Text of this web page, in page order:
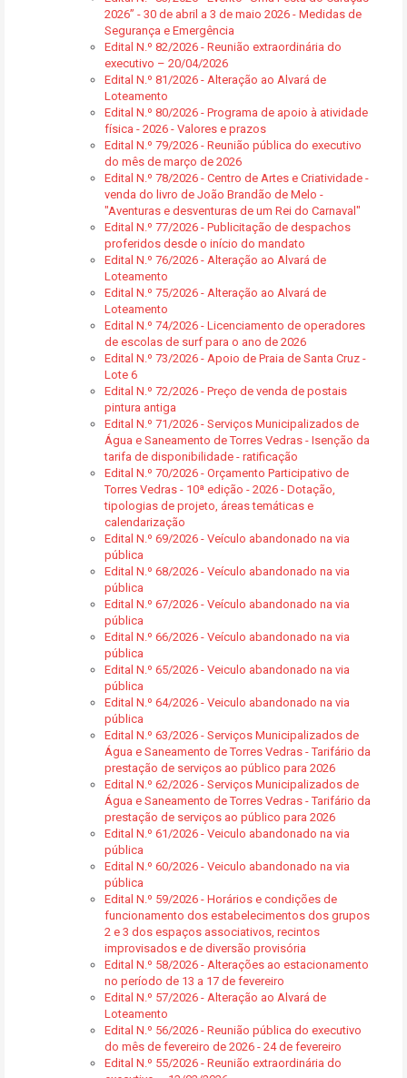
2026” - 30 de abril a 3 de maio 2026 - Medidas de
Segurança e Emergência
Edital N.º 82/2026 - Reunião extraordinária do
executivo – 20/04/2026
Edital N.º 81/2026 - Alteração ao Alvará de
Loteamento
Edital N.º 80/2026 - Programa de apoio à atividade
física - 2026 - Valores e prazos
Edital N.º 79/2026 - Reunião pública do executivo
do mês de março de 2026
Edital N.º 78/2026 - Centro de Artes e Criatividade -
venda do livro de João Brandão de Melo -
"Aventuras e desventuras de um Rei do Carnaval"
Edital N.º 77/2026 - Publicitação de despachos
proferidos desde o início do mandato
Edital N.º 76/2026 - Alteração ao Alvará de
Loteamento
Edital N.º 75/2026 - Alteração ao Alvará de
Loteamento
Edital N.º 74/2026 - Licenciamento de operadores
de escolas de surf para o ano de 2026
Edital N.º 73/2026 - Apoio de Praia de Santa Cruz -
Lote 6
Edital N.º 72/2026 - Preço de venda de postais
pintura antiga
Edital N.º 71/2026 - Serviços Municipalizados de
Água e Saneamento de Torres Vedras - Isenção da
tarifa de disponibilidade - ratificação
Edital N.º 70/2026 - Orçamento Participativo de
Torres Vedras - 10ª edição - 2026 - Dotação,
tipologias de projeto, áreas temáticas e
calendarização
Edital N.º 69/2026 - Veículo abandonado na via
pública
Edital N.º 68/2026 - Veículo abandonado na via
pública
Edital N.º 67/2026 - Veículo abandonado na via
pública
Edital N.º 66/2026 - Veículo abandonado na via
pública
Edital N.º 65/2026 - Veiculo abandonado na via
pública
Edital N.º 64/2026 - Veiculo abandonado na via
pública
Edital N.º 63/2026 - Serviços Municipalizados de
Água e Saneamento de Torres Vedras - Tarifário da
prestação de serviços ao público para 2026
Edital N.º 62/2026 - Serviços Municipalizados de
Água e Saneamento de Torres Vedras - Tarifário da
prestação de serviços ao público para 2026
Edital N.º 61/2026 - Veiculo abandonado na via
pública
Edital N.º 60/2026 - Veiculo abandonado na via
pública
Edital N.º 59/2026 - Horários e condições de
funcionamento dos estabelecimentos dos grupos
2 e 3 dos espaços associativos, recintos
improvisados e de diversão provisória
Edital N.º 58/2026 - Alterações ao estacionamento
no período de 13 a 17 de fevereiro
Edital N.º 57/2026 - Alteração ao Alvará de
Loteamento
Edital N.º 56/2026 - Reunião pública do executivo
do mês de fevereiro de 2026 - 24 de fevereiro
Edital N.º 55/2026 - Reunião extraordinária do